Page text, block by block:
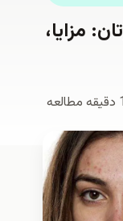
مزایا،